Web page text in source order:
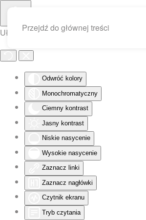
Ułatwienia dostępu
Odwróć kolory
Monochromatyczny
Ciemny kontrast
Jasny kontrast
Niskie nasycenie
Wysokie nasycenie
Zaznacz linki
Zaznacz nagłówki
Czytnik ekranu
Tryb czytania
Przejdź do głównej treści